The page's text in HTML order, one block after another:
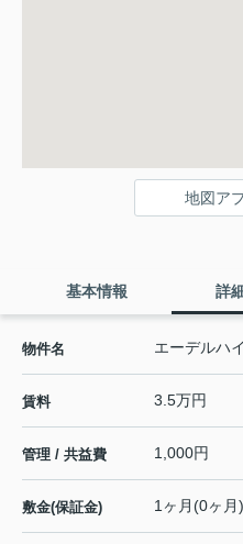
地図ア
基本情報 詳
物件名 エーデルハ
賃料 3.5万円
管理 / 共益費 1,000円
敷金(保証金) 1ヶ月(0ヶ月)